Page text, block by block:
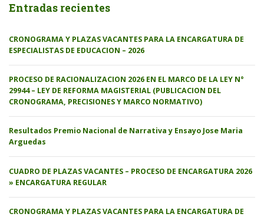
Entradas recientes
CRONOGRAMA Y PLAZAS VACANTES PARA LA ENCARGATURA DE
ESPECIALISTAS DE EDUCACION – 2026
PROCESO DE RACIONALIZACION 2026 EN EL MARCO DE LA LEY N°
29944 – LEY DE REFORMA MAGISTERIAL (PUBLICACION DEL
CRONOGRAMA, PRECISIONES Y MARCO NORMATIVO)
Resultados Premio Nacional de Narrativa y Ensayo Jose Maria
Arguedas
CUADRO DE PLAZAS VACANTES – PROCESO DE ENCARGATURA 2026
» ENCARGATURA REGULAR
CRONOGRAMA Y PLAZAS VACANTES PARA LA ENCARGATURA DE